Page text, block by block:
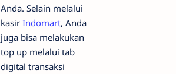
Anda. Selain melalui
kasir Indomart, Anda
juga bisa melakukan
top up melalui tab
digital transaksi